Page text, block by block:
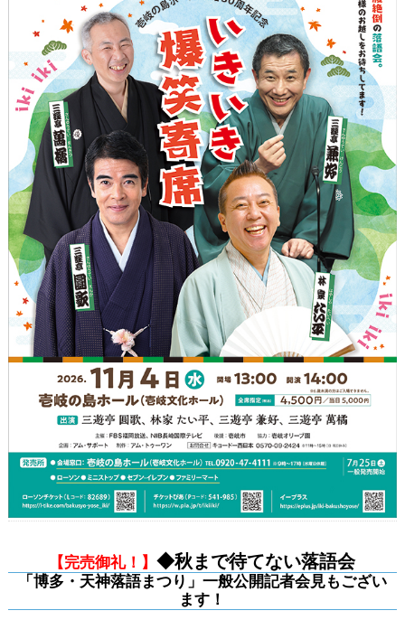
【完売御礼！】◆秋まで待てない落語会
「博多・天神落語まつり」一般公開記者会見もござい
ます！